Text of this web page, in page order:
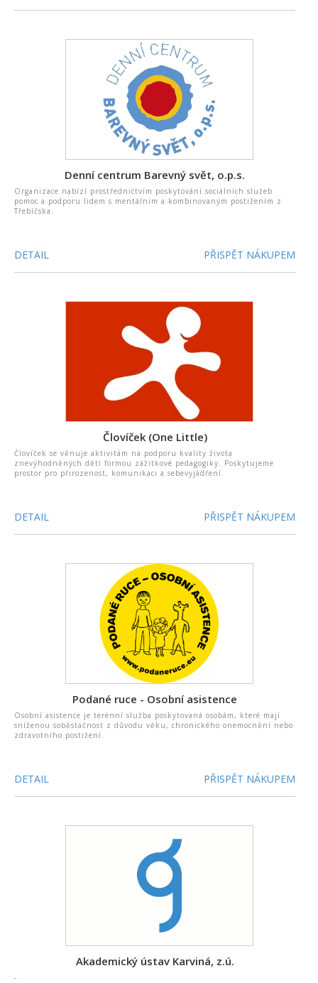
Denní centrum Barevný svět, o.p.s.
Organizace nabízí prostřednictvím poskytování sociálních služeb
pomoc a podporu lidem s mentálním a kombinovaným postižením z
Třebíčska.
DETAIL PŘISPĚT NÁKUPEM
Človíček (One Little)
Človíček se věnuje aktivitám na podporu kvality života
znevýhodněných dětí formou zážitkové pedagogiky. Poskytujeme
prostor pro přirozenost, komunikaci a sebevyjádření.
DETAIL PŘISPĚT NÁKUPEM
Podané ruce - Osobní asistence
Osobní asistence je terénní služba poskytovaná osobám, které mají
sníženou soběstačnost z důvodu věku, chronického onemocnění nebo
zdravotního postižení.
DETAIL PŘISPĚT NÁKUPEM
Akademický ústav Karviná, z.ú.
-